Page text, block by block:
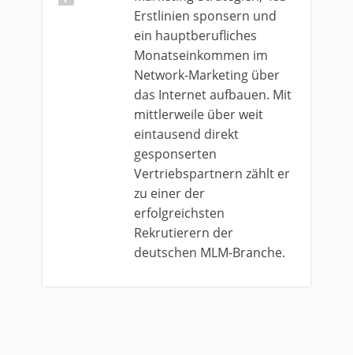
Erstlinien sponsern und
ein hauptberufliches
Monatseinkommen im
Network-Marketing über
das Internet aufbauen. Mit
mittlerweile über weit
eintausend direkt
gesponserten
Vertriebspartnern zählt er
zu einer der
erfolgreichsten
Rekrutierern der
deutschen MLM-Branche.